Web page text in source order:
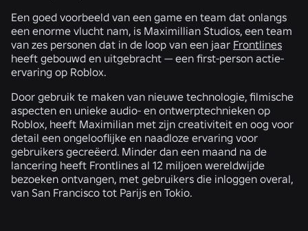
Een goed voorbeeld van een game en team dat onlangs
een enorme vlucht nam, is Maximillian Studios, een team
van zes personen dat in de loop van een jaar Frontlines
heeft gebouwd en uitgebracht — een first-person actie-
ervaring op Roblox.
Door gebruik te maken van nieuwe technologie, filmische
aspecten en unieke audio- en ontwerptechnieken op
Roblox, heeft Maximilian met zijn creativiteit en oog voor
detail een ongelooflijke en naadloze ervaring voor
gebruikers gecreëerd. Minder dan een maand na de
lancering heeft Frontlines al 12 miljoen wereldwijde
bezoeken ontvangen, met gebruikers die inloggen overal,
van San Francisco tot Parijs en Tokio.